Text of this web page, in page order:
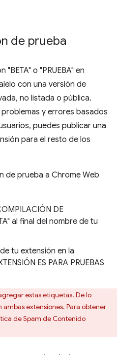
de prueba
o "PRUEBA" en
con una versión de
no listada o pública.
y errores basados
puedes publicar una
para el resto de los
de prueba a Chrome Web
DE
al final del nombre de tu
tu extensión en la
ES PARA PRUEBAS
estas etiquetas. De lo
extensiones. Para obtener
de Spam de Contenido